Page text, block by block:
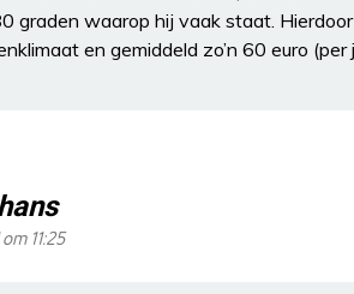
graden waarop hij vaak staat.
en gemiddeld zo’n 60 euro
11:25